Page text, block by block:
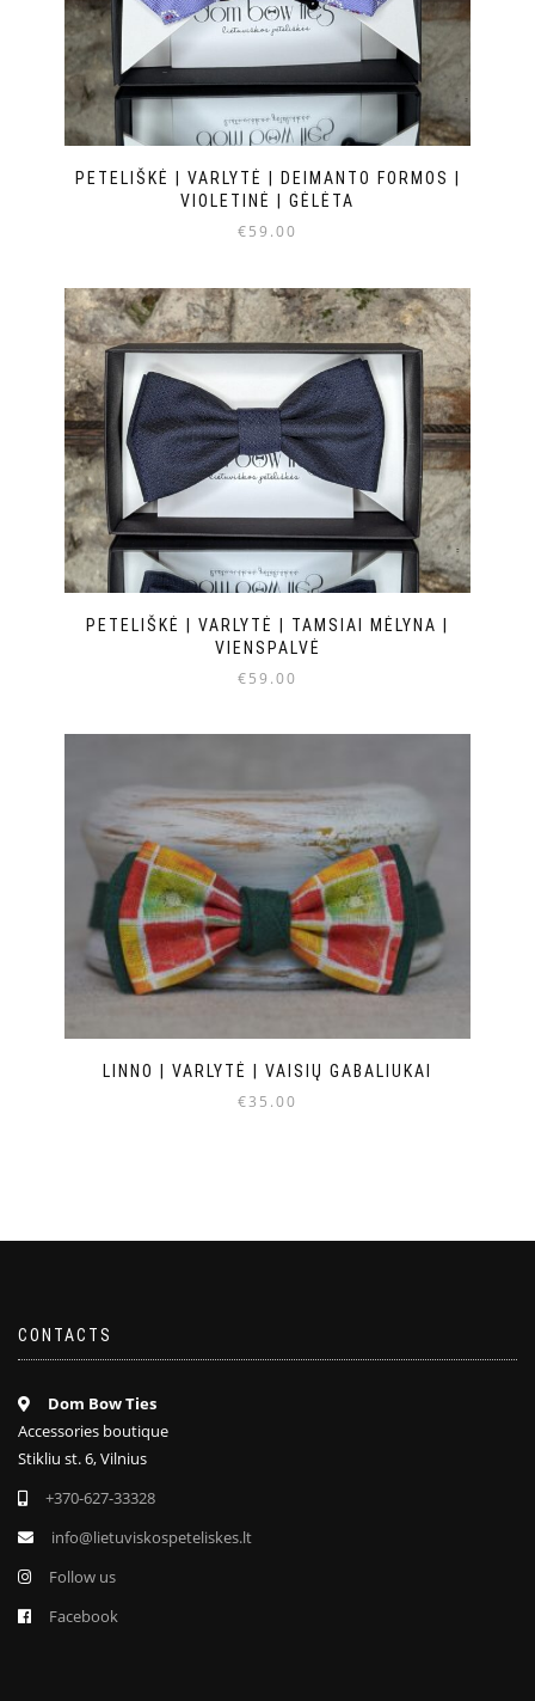
PETELIŠKĖ | VARLYTĖ | DEIMANTO FORMOS |
VIOLETINĖ | GĖLĖTA
€59.00
PETELIŠKĖ | VARLYTĖ | TAMSIAI MĖLYNA |
VIENSPALVĖ
€59.00
LINNO | VARLYTĖ | VAISIŲ GABALIUKAI
€35.00
CONTACTS
Dom Bow Ties
Accessories boutique
Stikliu st. 6, Vilnius
+370-627-33328
info@lietuviskospeteliskes.lt
Follow us
Facebook